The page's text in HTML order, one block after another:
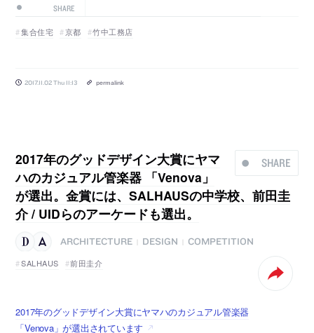
SHARE
集合住宅 京都 竹中工務店
2017.11.02 Thu 11:13 permalink
SHARE
2017年のグッドデザイン大賞にヤマ
ハのカジュアル管楽器 「Venova」
が選出。金賞には、SALHAUSの中学校、前田圭
介 / UIDらのアーケードも選出。
ARCHITECTURE DESIGN
COMPETITION
SALHAUS
前田圭介
2017年のグッドデザイン大賞にヤマハのカジュアル管楽器
「Venova」が選出されています